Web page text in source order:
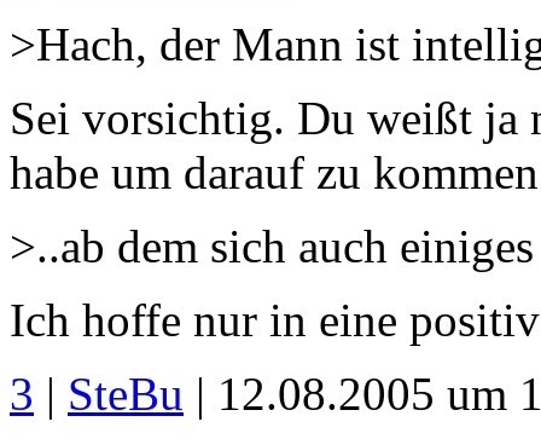
>Hach, der Mann ist
Sei vorsichtig. Du weißt ja
habe um darauf zu
>..ab dem sich auch
Ich hoffe nur in eine
3 | SteBu | 12.08.2005 um